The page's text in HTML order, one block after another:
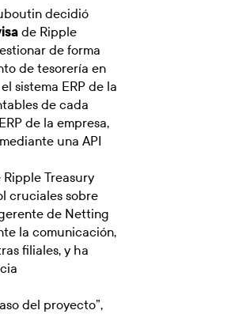
decidió
de Ripple
de forma
de tesorería en
sistema ERP de la
de cada
de la empresa,
una API
Treasury
cruciales sobre
de Netting
la comunicación,
filiales, y ha
del proyecto”,